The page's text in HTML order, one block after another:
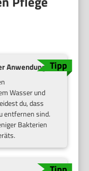
Anwendung
Wasser und
du, dass
entfernen sind.
Bakterien